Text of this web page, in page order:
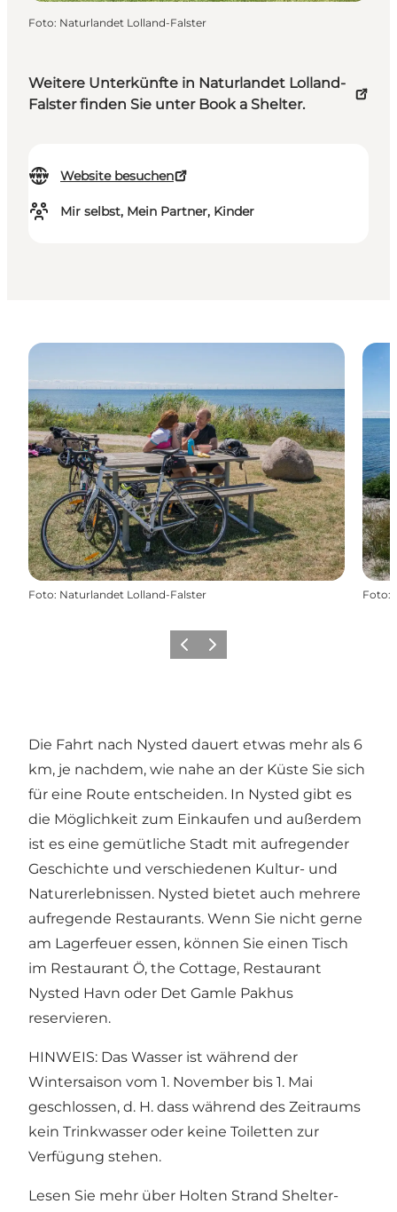
Weitere Unterkünfte in Naturlandet Lolland-
Falster finden Sie unter Book a Shelter.
Website besuchen
Mir selbst, Mein Partner, Kinder
Foto: Naturlandet Lolland-Falster
Foto: Naturlandet Lolland-Falster Foto:
ZurückWeiter
Die Fahrt nach Nysted dauert etwas mehr als 6
km, je nachdem, wie nahe an der Küste Sie sich
für eine Route entscheiden. In Nysted gibt es
die Möglichkeit zum Einkaufen und außerdem
ist es eine gemütliche Stadt mit aufregender
Geschichte und verschiedenen Kultur- und
Naturerlebnissen. Nysted bietet auch mehrere
aufregende Restaurants. Wenn Sie nicht gerne
am Lagerfeuer essen, können Sie einen Tisch
im Restaurant Ö, the Cottage, Restaurant
Nysted Havn oder Det Gamle Pakhus
reservieren.
HINWEIS: Das Wasser ist während der
Wintersaison vom 1. November bis 1. Mai
geschlossen, d. H. dass während des Zeitraums
kein Trinkwasser oder keine Toiletten zur
Verfügung stehen.
Lesen Sie mehr über Holten Strand Shelter-